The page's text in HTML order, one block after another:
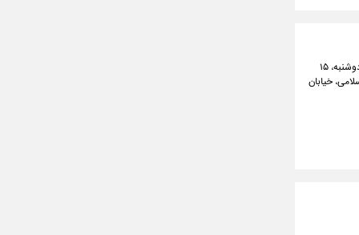
شورای هماهنگی تبلیغات اسلامی در اطلاعیه‌ای از آحاد ملت دعوت کرد تا در قیام تمدنی و خیزش عظیم ملی روز دوشنبه، ۱۵
خیابان